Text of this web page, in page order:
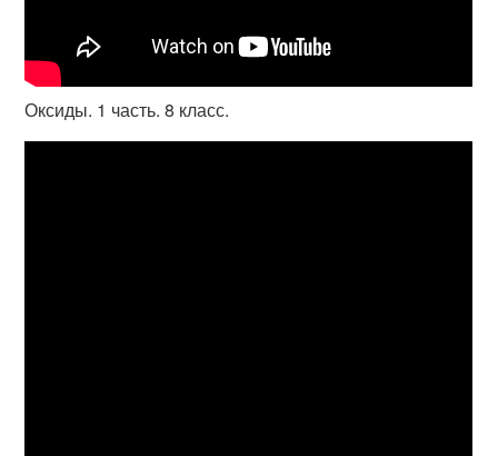
Оксиды. 1 часть. 8 класс.